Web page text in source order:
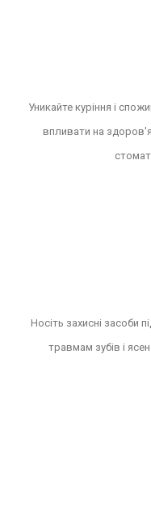
Уникайте куріння і
впливати на
Носіть захисні засоби
травмам зубів і